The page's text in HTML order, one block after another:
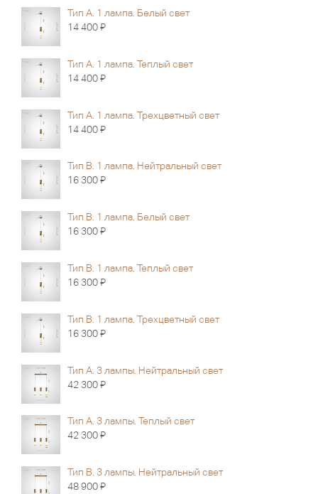
Тип А. 1 лампа. Белый свет
14 400Я
Тип А. 1 лампа. Теплый свет
14 400Я
Тип А. 1 лампа. Трехцветный свет
14 400Я
Тип В. 1 лампа. Нейтральный свет
16 300Я
Тип В. 1 лампа. Белый свет
16 300Я
Тип В. 1 лампа. Теплый свет
16 300Я
Тип В. 1 лампа. Трехцветный свет
16 300Я
Тип А. 3 лампы. Нейтральный свет
42 300Я
Тип А. 3 лампы. Теплый свет
42 300Я
Тип B. 3 лампы. Нейтральный свет
48 900Я